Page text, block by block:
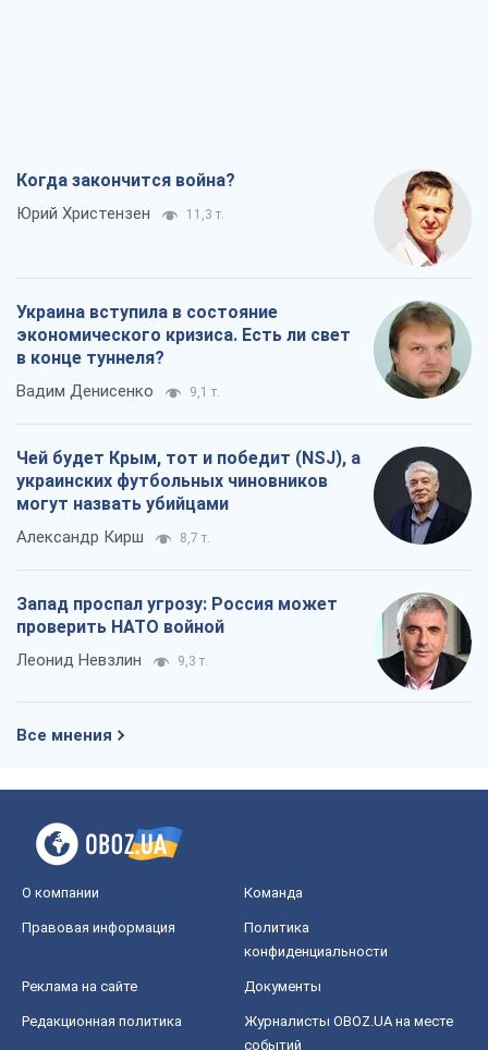
Когда закончится война?
Юрий Христензен 11,3 т.
Украина вступила в состояние
экономического кризиса. Есть ли свет
в конце туннеля?
Вадим Денисенко 9,1 т.
Чей будет Крым, тот и победит (NSJ), а
украинских футбольных чиновников
могут назвать убийцами
Александр Кирш 8,7 т.
Запад проспал угрозу: Россия может
проверить НАТО войной
Леонид Невзлин 9,3 т.
Все мнения
О компании Команда
Правовая информация
Политика
конфиденциальности
Реклама на сайте Документы
Редакционная политика
Журналисты OBOZ.UA на месте
событий